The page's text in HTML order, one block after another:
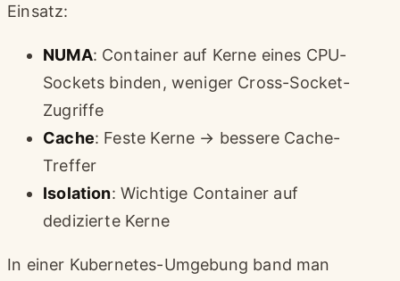
Einsatz:
NUMA: Container auf Kerne eines CPU-
Sockets binden, weniger Cross-Socket-
Zugriffe
Cache: Feste Kerne → bessere Cache-
Treffer
Isolation: Wichtige Container auf
dedizierte Kerne
In einer Kubernetes-Umgebung band man